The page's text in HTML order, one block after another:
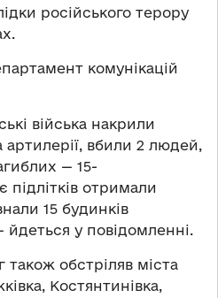
російського терору
комунікацій
війська накрили
артилерії, вбили 2 людей,
— 15-
підлітків отримали
15 будинків
йдеться у повідомленні.
також обстріляв міста
Костянтинівка,